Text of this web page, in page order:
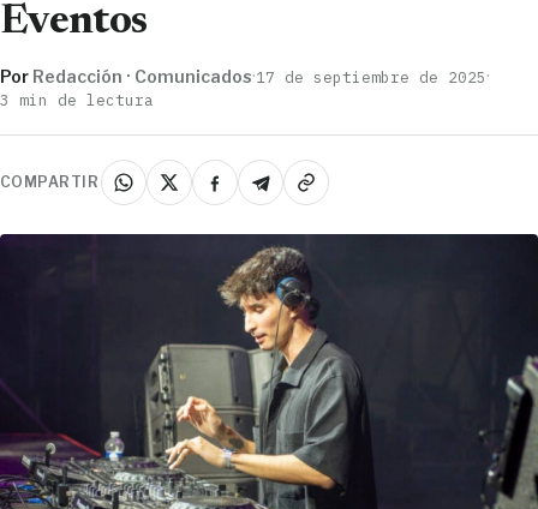
Eventos
Por Redacción · Comunicados·17 de septiembre de 2025·
3 min de lectura
COMPARTIR